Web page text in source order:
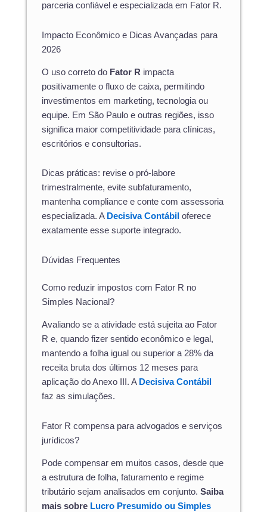
parceria confiável e especializada em Fator R.
Impacto Econômico e Dicas Avançadas para
2026
O uso correto do Fator R impacta
positivamente o fluxo de caixa, permitindo
investimentos em marketing, tecnologia ou
equipe. Em São Paulo e outras regiões, isso
significa maior competitividade para clínicas,
escritórios e consultorias.
Dicas práticas: revise o pró-labore
trimestralmente, evite subfaturamento,
mantenha compliance e conte com assessoria
especializada. A Decisiva Contábil oferece
exatamente esse suporte integrado.
Dúvidas Frequentes
Como reduzir impostos com Fator R no
Simples Nacional?
Avaliando se a atividade está sujeita ao Fator
R e, quando fizer sentido econômico e legal,
mantendo a folha igual ou superior a 28% da
receita bruta dos últimos 12 meses para
aplicação do Anexo III. A Decisiva Contábil
faz as simulações.
Fator R compensa para advogados e serviços
jurídicos?
Pode compensar em muitos casos, desde que
a estrutura de folha, faturamento e regime
tributário sejam analisados em conjunto. Saiba
mais sobre Lucro Presumido ou Simples